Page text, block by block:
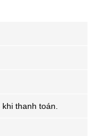
thanh toán.